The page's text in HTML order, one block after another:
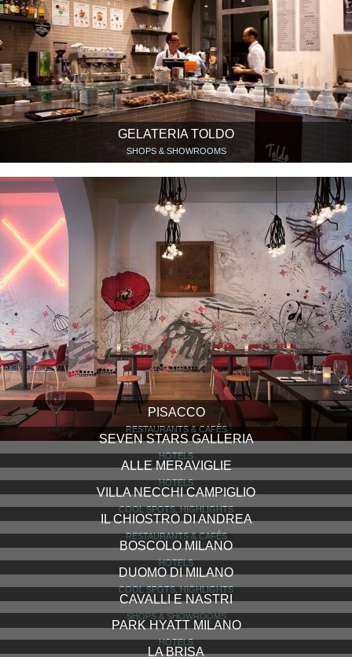
GELATERIA TOLDO
SHOPS & SHOWROOMS
PISACCO
RESTAURANTS & CAFÉS